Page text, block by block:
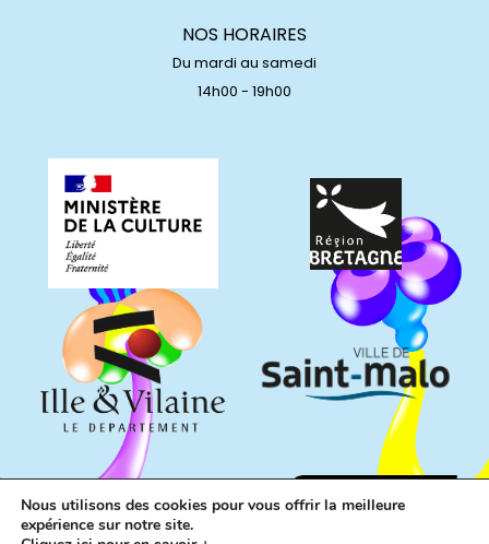
NOS HORAIRES
Du mardi au samedi
14h00 - 19h00
Nous utilisons des cookies pour vous offrir la meilleure
expérience sur notre site.